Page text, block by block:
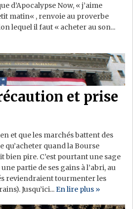
d’Apocalypse Now, « j’aime
matin« , renvoie au proverbe
lequel il faut « acheter au son...
et prise
et que les marchés battent des
qu’acheter quand la Bourse
bien pire. C’est pourtant une sage
partie de ses gains à l’abri, au
reviendraient tourmenter les
Jusqu’ici...En lire plus »